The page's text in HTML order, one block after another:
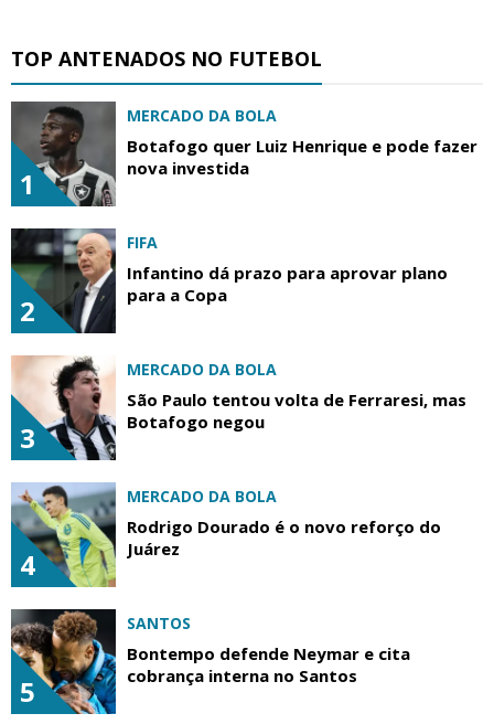
TOP ANTENADOS NO FUTEBOL
1
MERCADO DA BOLA
Botafogo quer Luiz Henrique e pode fazer
nova investida
2
FIFA
Infantino dá prazo para aprovar plano
para a Copa
3
MERCADO DA BOLA
São Paulo tentou volta de Ferraresi, mas
Botafogo negou
4
MERCADO DA BOLA
Rodrigo Dourado é o novo reforço do
Juárez
5
SANTOS
Bontempo defende Neymar e cita
cobrança interna no Santos